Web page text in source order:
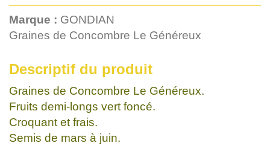
Marque : GONDIAN
Graines de Concombre Le Généreux
Descriptif du produit
Graines de Concombre Le Généreux.
Fruits demi-longs vert foncé.
Croquant et frais.
Semis de mars à juin.